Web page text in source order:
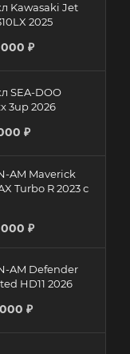
Kawasaki Jet
2025
₽
SEA-DOO
3up 2026
₽
AM Maverick
Turbo R 2023 с
₽
AM Defender
HD11 2026
₽